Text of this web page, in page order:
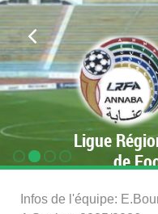
Ligue
de
Infos de l'équipe: